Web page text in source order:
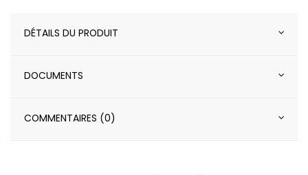
DÉTAILS DU PRODUIT
DOCUMENTS
COMMENTAIRES (0)